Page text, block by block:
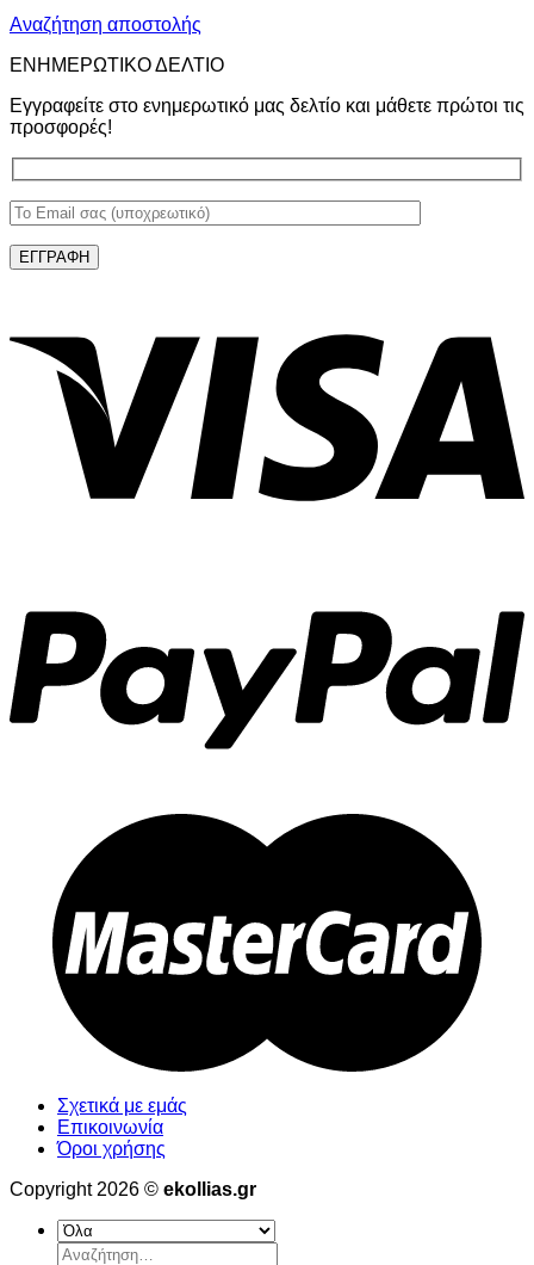
Αναζήτηση αποστολής
ΕΝΗΜΕΡΩΤΙΚΟ ΔΕΛΤΙΟ
Εγγραφείτε στο ενημερωτικό μας δελτίο και μάθετε πρώτοι τις
προσφορές!
Σχετικά με εμάς
Επικοινωνία
Όροι χρήσης
Copyright 2026 © ekollias.gr
Αναζήτηση